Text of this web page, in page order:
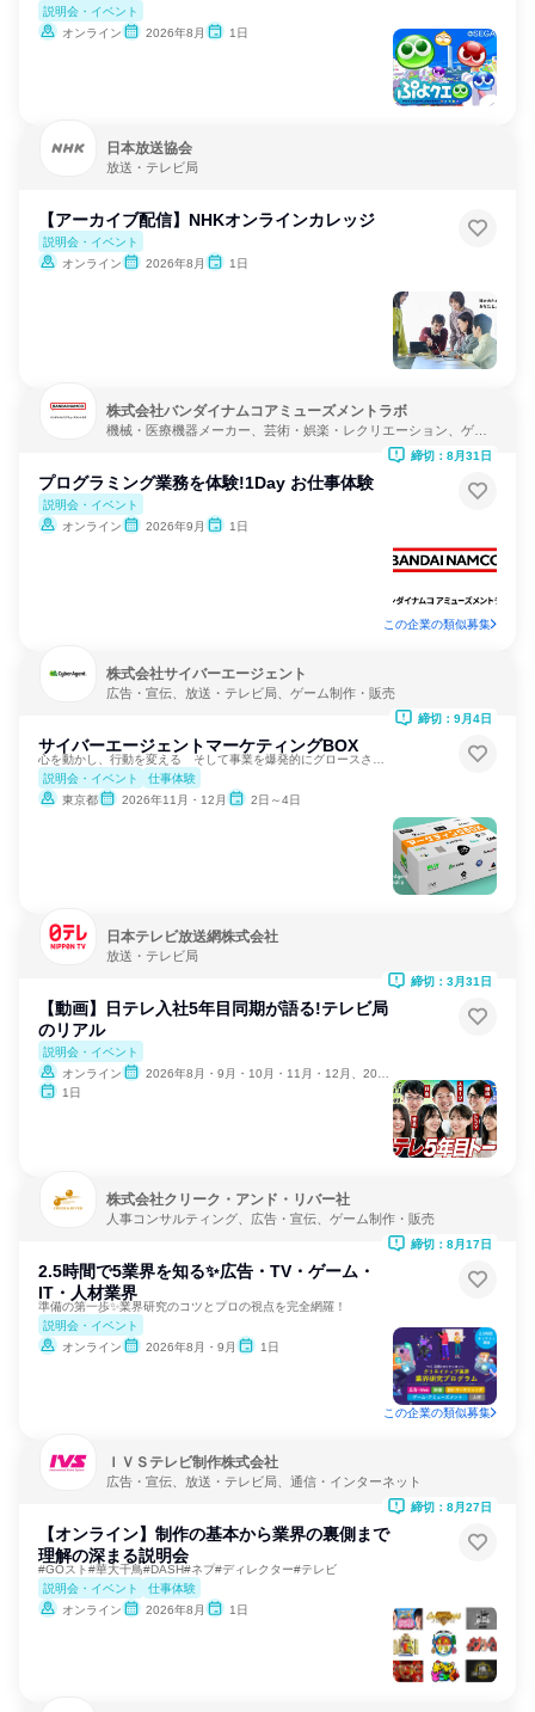
説明会・イベント
オンライン
2026年8月 1日
日本放送協会
放送・テレビ局
【アーカイブ配信】NHKオンラインカレッジ
説明会・イベント
オンライン
2026年8月 1日
株式会社バンダイナムコアミューズメントラボ
機械・医療機器メーカー、芸術・娯楽・レクリエーション、ゲー
プログラミング業務を体験!1Day お仕事体験
説明会・イベント
オンライン
2026年9月 1日
締切：8月31日
この企業の類似募集
株式会社サイバーエージェント
広告・宣伝、放送・テレビ局、ゲーム制作・販売
サイバーエージェントマーケティングBOX
説明会・イベント
仕事体験
東京都
2026年11月・12月 2日～4日
締切：9月4日
日本テレビ放送網株式会社
放送・テレビ局
【動画】日テレ入社5年目同期が語る!テレビ局
のリアル
説明会・イベント
オンライン
2026年8月・9月・10月・11月・12月、2027年1月・2月
1日
締切：3月31日
株式会社クリーク・アンド・リバー社
人事コンサルティング、広告・宣伝、ゲーム制作・販売
2.5時間で5業界を知る✨広告・TV・ゲーム・
IT・人材業界
準備の第一歩✨業界研究のコツとプロの視点を完全網羅！
説明会・イベント
オンライン
2026年8月・9月 1日
締切：8月17日
この企業の類似募集
ＩＶＳテレビ制作株式会社
広告・宣伝、放送・テレビ局、通信・インターネット
【オンライン】制作の基本から業界の裏側まで
理解の深まる説明会
#GOスト#華大千鳥#DASH#ネプ#ディレクター#テレビ
説明会・イベント
仕事体験
オンライン
2026年8月 1日
締切：8月27日